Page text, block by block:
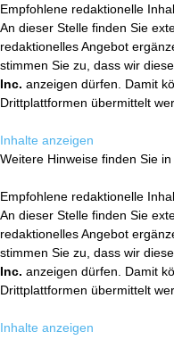
Empfohlene redaktionelle
An dieser Stelle finden Sie
redaktionelles Angebot
stimmen Sie zu, dass wir
Inc. anzeigen dürfen. Damit
Drittplattformen übermittelt
Inhalte anzeigen
Weitere Hinweise finden Sie
Empfohlene redaktionelle
An dieser Stelle finden Sie
redaktionelles Angebot
stimmen Sie zu, dass wir
Inc. anzeigen dürfen. Damit
Drittplattformen übermittelt
Inhalte anzeigen